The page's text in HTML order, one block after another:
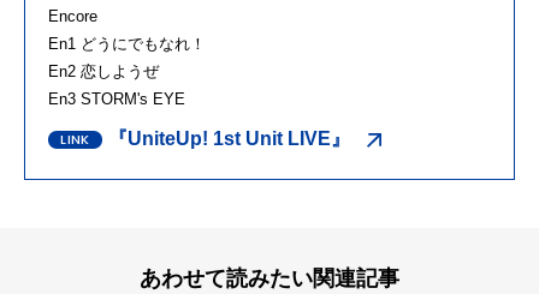
Encore
En1 どうにでもなれ！
En2 恋しようぜ
En3 STORM's EYE
『UniteUp! 1st Unit LIVE』
あわせて読みたい関連記事